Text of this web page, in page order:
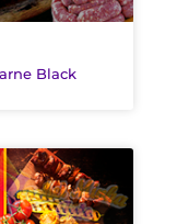
Black